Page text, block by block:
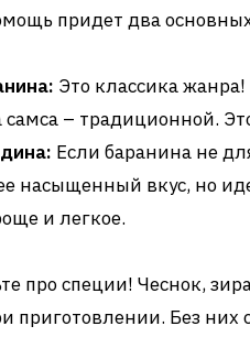
придет два
Это классика
самса – традиционной.
Если баранина не
насыщенный вкус, но
и легкое.
про специи! Чеснок,
приготовлении. Без